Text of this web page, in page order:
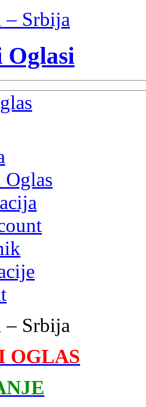
– Srbija
Oglasi
Oglas
– Srbija
OGLAS